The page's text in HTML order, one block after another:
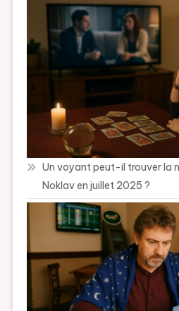
Un voyant peut-il trouver la
Noklav en juillet 2025 ?